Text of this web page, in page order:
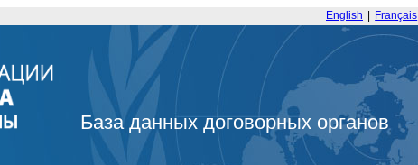
English Français
База данных договорных органов